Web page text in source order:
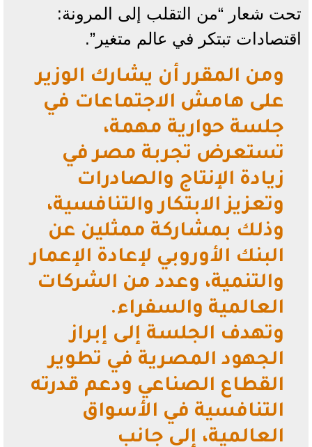
تحت شعار “من التقلب إلى المرونة:
اقتصادات تبتكر في عالم متغير”.
ومن المقرر أن يشارك الوزير
على هامش الاجتماعات في
جلسة حوارية مهمة،
تستعرض تجربة مصر في
زيادة الإنتاج والصادرات
وتعزيز الابتكار والتنافسية،
وذلك بمشاركة ممثلين عن
البنك الأوروبي لإعادة الإعمار
والتنمية، وعدد من الشركات
العالمية والسفراء.
وتهدف الجلسة إلى إبراز
الجهود المصرية في تطوير
القطاع الصناعي ودعم قدرته
التنافسية في الأسواق
العالمية، إلى جانب